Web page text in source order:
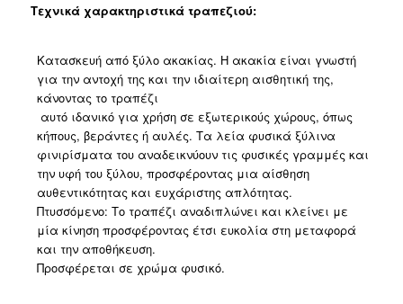
Τεχνικά χαρακτηριστικά τραπεζιού:
Κατασκευή από ξύλο ακακίας. Η ακακία είναι γνωστή
για την αντοχή της και την ιδιαίτερη αισθητική της,
κάνοντας το τραπέζι
αυτό ιδανικό για χρήση σε εξωτερικούς χώρους, όπως
κήπους, βεράντες ή αυλές. Τα λεία φυσικά ξύλινα
φινιρίσματα του αναδεικνύουν τις φυσικές γραμμές και
την υφή του ξύλου, προσφέροντας μια αίσθηση
αυθεντικότητας και ευχάριστης απλότητας.
Πτυσσόμενο: Το τραπέζι αναδιπλώνει και κλείνει με
μία κίνηση προσφέροντας έτσι ευκολία στη μεταφορά
και την αποθήκευση.
Προσφέρεται σε χρώμα φυσικό.